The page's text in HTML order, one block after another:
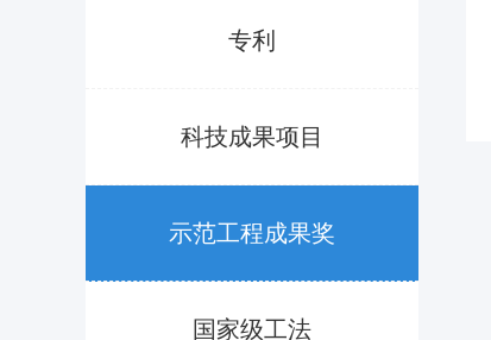
专利
科技成果项目
示范工程成果奖
国家级工法